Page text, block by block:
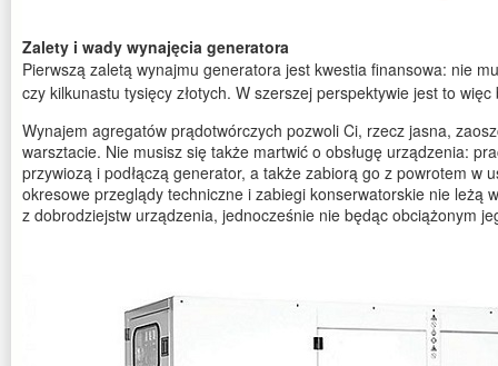
Zalety i wady wynajęcia generatora
Pierwszą zaletą wynajmu generatora jest kwestia finansowa: nie
czy kilkunastu tysięcy złotych. W szerszej perspektywie jest to
Wynajem agregatów prądotwórczych pozwoli Ci, rzecz jasna,
warsztacie. Nie musisz się także martwić o obsługę urządzenia:
przywiozą i podłączą generator, a także zabiorą go z powrotem w
okresowe przeglądy techniczne i zabiegi konserwatorskie nie leżą
z dobrodziejstw urządzenia, jednocześnie nie będąc obciążonym